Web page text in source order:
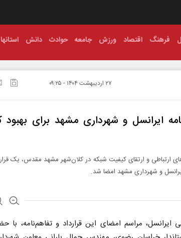
فرهنگ اقتصاد ورزش جامعه حوادث دانش استانها
۲۷ ارديبهشت ۱۴۰۴ - ۰۹:۲۵
ایرانسل و شهرداری مشهد برای بهبود
ارتباطی و ارتقای کیفیت شبکه در کلان‌شهر مشهد مقدس، یک
و شهرداری مشهد امضا شد.
ایرانسل، مراسم امضای این قرارداد و تفاهم‌نامه، با